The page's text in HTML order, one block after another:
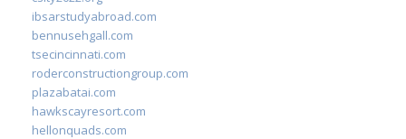
ibsarstudyabroad.com
bennusehgall.com
tsecincinnati.com
roderconstructiongroup.com
plazabatai.com
hawkscayresort.com
hellonquads.com